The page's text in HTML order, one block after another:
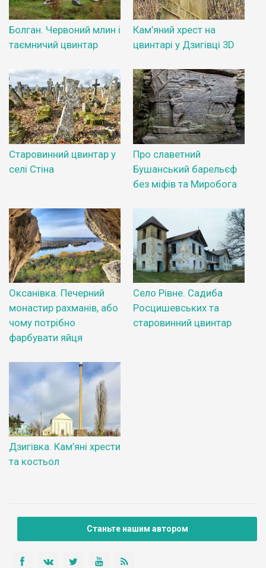
Болган. Червоний млин і
таємничий цвинтар
Кам’яний хрест на
цвинтарі у Дзигівці 3D
Старовинний цвинтар у
селі Стіна
Про славетний
Бушанський барельєф
без міфів та Миробога
Оксанівка. Печерний
монастир рахманів, або
чому потрібно
фарбувати яйця
Село Рівне. Садиба
Росцишевських та
старовинний цвинтар
Дзигівка. Кам’яні хрести
та костьол
Станьте нашим автором